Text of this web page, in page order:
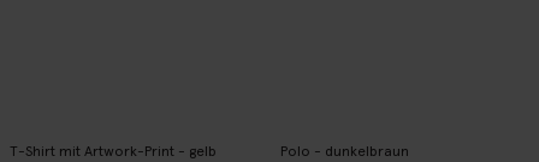
T-Shirt mit Artwork-Print - gelb
Polo - dunkelbraun